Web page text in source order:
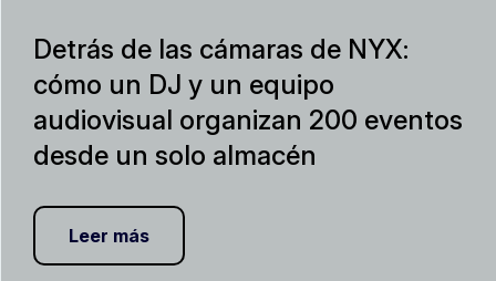
Detrás de las cámaras de NYX:
cómo un DJ y un equipo
audiovisual organizan 200 eventos
desde un solo almacén
Leer más